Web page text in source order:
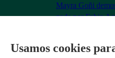
Mayra Goñi
nada por Fabio
Usamos cookies